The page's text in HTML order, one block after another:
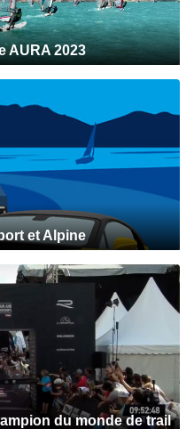
AURA 2023
et Alpine
du monde de trail